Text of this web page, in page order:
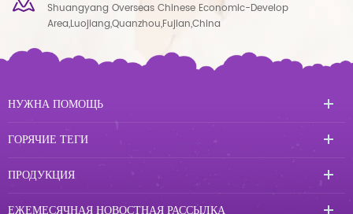
Shuangyang Overseas Chinese Economic-Develop
Area,Luojiang,Quanzhou,Fujian,China
НУЖНА ПОМОЩЬ
ГОРЯЧИЕ ТЕГИ
ПРОДУКЦИЯ